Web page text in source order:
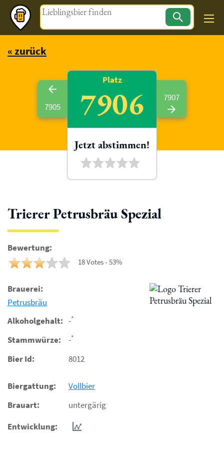
Magazin
« zurück
Trierer Petrusbräu Spezial
Bewertung:
18 Votes - 53%
Brauerei:
Petrusbräu
Alkoholgehalt: -*
Stammwürze: -*
Bier Id: 8012
Biergattung:
Vollbier
Brauart:
untergärig
Entwicklung:
7905
Platz
7906
Jetzt abstimmen!
7907